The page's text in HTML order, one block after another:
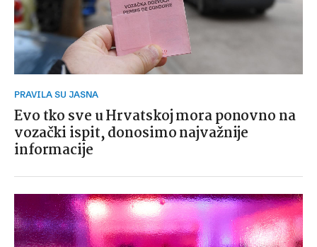
PRAVILA SU JASNA
Evo tko sve u Hrvatskoj mora ponovno na
vozački ispit, donosimo najvažnije
informacije